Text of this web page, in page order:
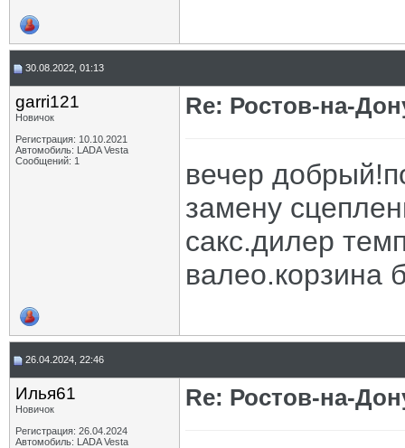
30.08.2022, 01:13
garri121
Новичок
Регистрация: 10.10.2021
Автомобиль: LADA Vesta
Сообщений: 1
Re: Ростов-на-
вечер
замену
сакс.дилер
валео.корзина
26.04.2024, 22:46
Илья61
Новичок
Регистрация: 26.04.2024
Автомобиль: LADA Vesta
Re: Ростов-на-